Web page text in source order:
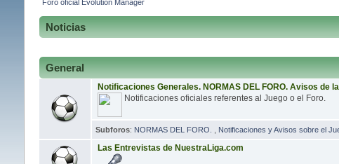
Foro oficial Evolution Manager
Noticias
General
Notificaciones Generales. NORMAS DEL FORO. Avisos de
Notificaciones oficiales referentes al Juego o el Foro.
Subforos: NORMAS DEL FORO. Notificaciones y Avisos sobre el
Las Entrevistas de NuestraLiga.com